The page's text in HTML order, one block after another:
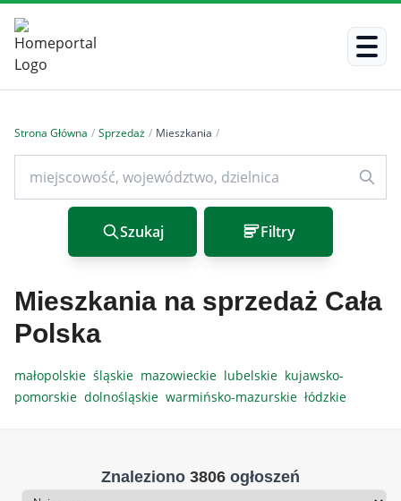
Strona Główna / Sprzedaż / Mieszkania /
Szukaj Filtry
Mieszkania na sprzedaż Cała
Polska
małopolskie śląskie mazowieckie lubelskie kujawsko-
pomorskie dolnośląskie warmińsko-mazurskie łódzkie
Znaleziono 3806 ogłoszeń